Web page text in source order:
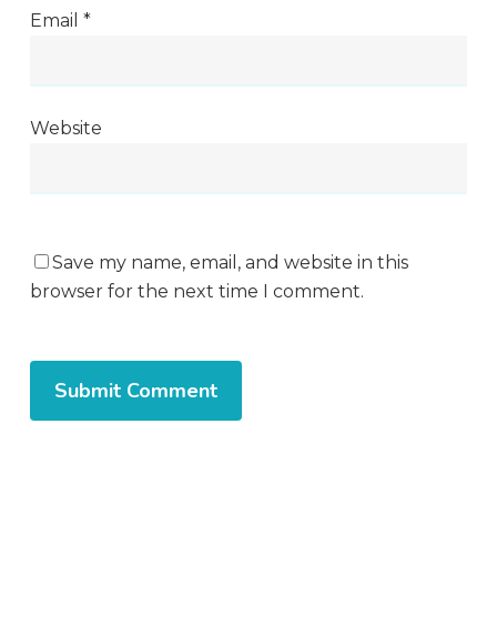
Email *
Website
Save my name, email, and website in this
browser for the next time I comment.